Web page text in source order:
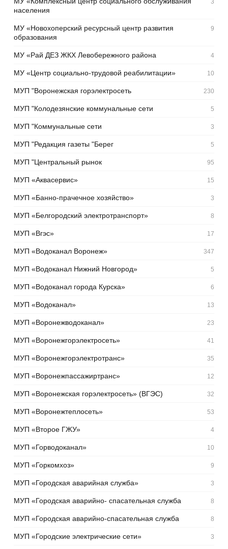
населения
МУ «Новохоперский ресурсный центр развития
образования
9
МУ «Рай ДЕЗ ЖКХ Левобережного района 4
МУ «Центр социально-трудовой реабилитации» 10
МУП "Воронежская горэлектросеть 230
МУП "Колодезянские коммунальные сети 5
МУП "Коммунальные сети 3
МУП "Редакция газеты "Берег 5
МУП "Центральный рынок 95
МУП «Аквасервис» 15
МУП «Банно-прачечное хозяйство» 3
МУП «Белгородский электротранспорт» 8
МУП «Вгэс» 17
МУП «Водоканал Воронеж» 347
МУП «Водоканал Нижний Новгород» 5
МУП «Водоканал города Курска» 6
МУП «Водоканал» 13
МУП «Воронежводоканал» 23
МУП «Воронежгорэлектросеть» 41
МУП «Воронежгорэлектротранс» 35
МУП «Воронежпассажиртранс» 12
МУП «Воронежская горэлектросеть» (ВГЭС) 32
МУП «Воронежтеплосеть» 53
МУП «Второе ГЖУ» 4
МУП «Горводоканал» 10
МУП «Горкомхоз» 9
МУП «Городская аварийная служба» 3
МУП «Городская аварийно- спасательная служба 8
МУП «Городская аварийно-спасательная служба 8
МУП «Городские электрические сети» 3